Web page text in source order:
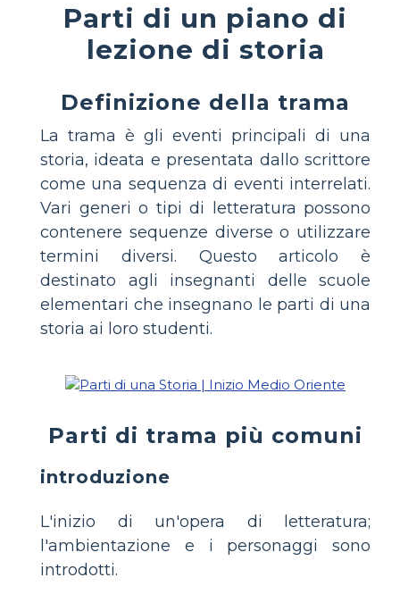
Parti di un piano di
lezione di storia
Definizione della trama
La trama è gli eventi principali di una
storia, ideata e presentata dallo scrittore
come una sequenza di eventi interrelati.
Vari generi o tipi di letteratura possono
contenere sequenze diverse o utilizzare
termini diversi. Questo articolo è
destinato agli insegnanti delle scuole
elementari che insegnano le parti di una
storia ai loro studenti.
Parti di trama più comuni
introduzione
L'inizio di un'opera di letteratura;
l'ambientazione e i personaggi sono
introdotti.